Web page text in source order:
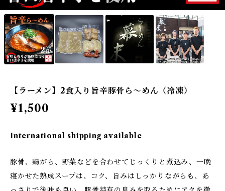
【ラーメン】2食入り旨辛豚骨ら～めん（冷凍）
¥1,500
International shipping available
豚骨、鶏がら、野菜などを合わせてじっくりと煮込み、一晩
寝かせた熟成スープは、コク、旨みはしっかりながらも、あ